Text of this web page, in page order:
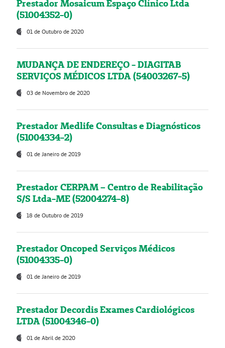
Prestador Mosaicum Espaço Clínico Ltda
(51004352-0)
01 de Outubro de 2020
MUDANÇA DE ENDEREÇO - DIAGITAB
SERVIÇOS MÉDICOS LTDA (54003267-5)
03 de Novembro de 2020
Prestador Medlife Consultas e Diagnósticos
(51004334-2)
01 de Janeiro de 2019
Prestador CERPAM – Centro de Reabilitação
S/S Ltda-ME (52004274-8)
18 de Outubro de 2019
Prestador Oncoped Serviços Médicos
(51004335-0)
01 de Janeiro de 2019
Prestador Decordis Exames Cardiológicos
LTDA (51004346-0)
01 de Abril de 2020